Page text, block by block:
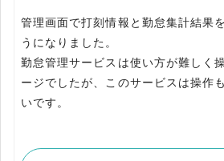
管理画面で打刻情報と勤怠集計結果
うになりました。
勤怠管理サービスは使い方が難しく
ージでしたが、このサービスは操作
いです。